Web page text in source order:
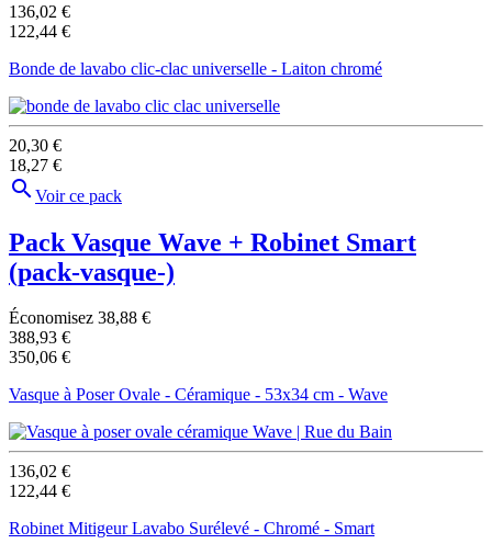
136,02 €
122,44 €
Bonde de lavabo clic-clac universelle - Laiton chromé
20,30 €
18,27 €
 Voir ce pack
Pack Vasque Wave + Robinet Smart
(pack-vasque-)
Économisez 38,88 €
388,93 €
350,06 €
Vasque à Poser Ovale - Céramique - 53x34 cm - Wave
136,02 €
122,44 €
Robinet Mitigeur Lavabo Surélevé - Chromé - Smart